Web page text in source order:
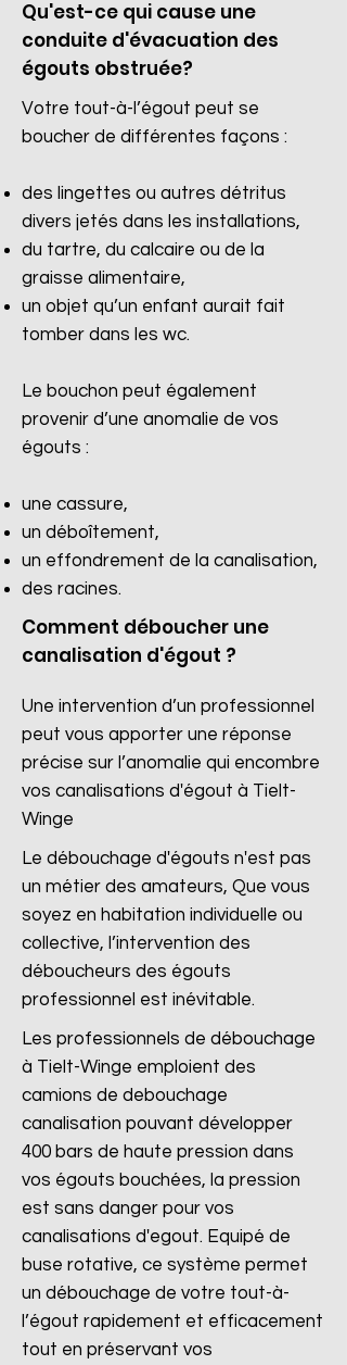
Qu'est-ce qui cause une
conduite d'évacuation des
égouts obstruée?
Votre tout-à-l’égout peut se
boucher de différentes façons :
des lingettes ou autres détritus
divers jetés dans les installations,
du tartre, du calcaire ou de la
graisse alimentaire,
un objet qu’un enfant aurait fait
tomber dans les wc.
Le bouchon peut également
provenir d’une anomalie de vos
égouts :
une cassure,
un déboîtement,
un effondrement de la canalisation,
des racines.​
Comment déboucher une
canalisation d'égout ?
Une intervention d’un professionnel
peut vous apporter une réponse
précise sur l’anomalie qui encombre
vos canalisations d'égout à Tielt-
Winge
Le débouchage d'égouts n'est pas
un métier des amateurs, Que vous
soyez en habitation individuelle ou
collective, l’intervention des
déboucheurs des égouts
professionnel est inévitable.
Les professionnels de débouchage
à Tielt-Winge emploient des
camions de debouchage
canalisation pouvant développer
400 bars de haute pression dans
vos égouts bouchées, la pression
est sans danger pour vos
canalisations d'egout. Equipé de
buse rotative, ce système permet
un débouchage de votre tout-à-
l’égout rapidement et efficacement
tout en préservant vos